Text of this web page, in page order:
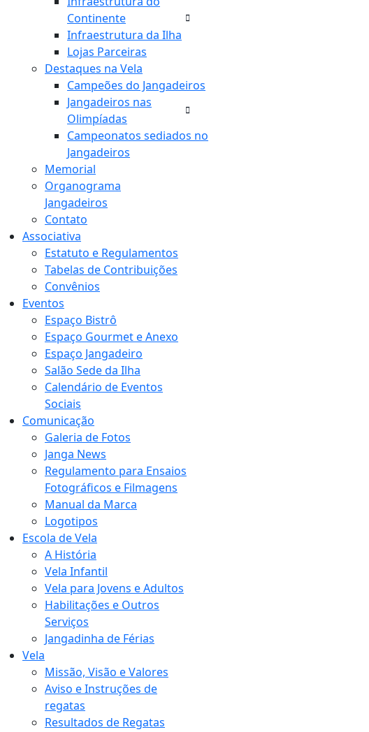
Continente
Infraestrutura da Ilha
Lojas Parceiras
Destaques na Vela
Campeões do Jangadeiros
Jangadeiros nas
Olimpíadas
Campeonatos sediados no
Jangadeiros
Memorial
Organograma
Jangadeiros
Contato
Associativa
Estatuto e Regulamentos
Tabelas de Contribuições
Convênios
Eventos
Espaço Bistrô
Espaço Gourmet e Anexo
Espaço Jangadeiro
Salão Sede da Ilha
Calendário de Eventos
Sociais
Comunicação
Galeria de Fotos
Janga News
Regulamento para Ensaios
Fotográficos e Filmagens
Manual da Marca
Logotipos
Escola de Vela
A História
Vela Infantil
Vela para Jovens e Adultos
Habilitações e Outros
Serviços
Jangadinha de Férias
Vela
Missão, Visão e Valores
Aviso e Instruções de
regatas
Resultados de Regatas